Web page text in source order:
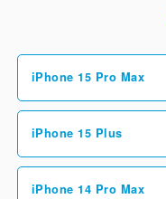
iPhone 15 Pro Max
iPhone 15 Plus
iPhone 14 Pro Max